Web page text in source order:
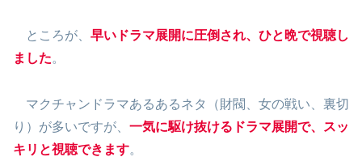
ところが、 早いドラマ展開に圧倒され、ひと晩で視聴し
ました。
マクチャンドラマあるあるネタ（財閥、女の戦い、裏切
り）が多いですが、 一気に駆け抜けるドラマ展開で、スッ
キリと視聴できます。